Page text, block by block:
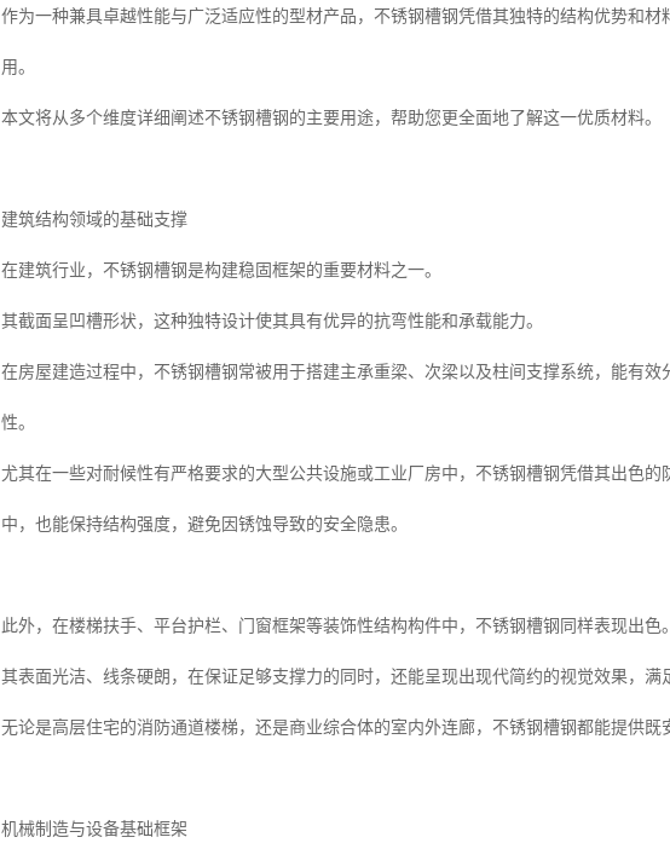
作为一种兼具卓越性能与广泛适应性的型材产品，不锈钢槽钢凭借其独特的结构优势和
用。
本文将从多个维度详细阐述不锈钢槽钢的主要用途，帮助您更全面地了解这一优质材料。
建筑结构领域的基础支撑
在建筑行业，不锈钢槽钢是构建稳固框架的重要材料之一。
其截面呈凹槽形状，这种独特设计使其具有优异的抗弯性能和承载能力。
在房屋建造过程中，不锈钢槽钢常被用于搭建主承重梁、次梁以及柱间支撑系统，能有
性。
尤其在一些对耐候性有严格要求的大型公共设施或工业厂房中，不锈钢槽钢凭借其出色
中，也能保持结构强度，避免因锈蚀导致的安全隐患。
此外，在楼梯扶手、平台护栏、门窗框架等装饰性结构构件中，不锈钢槽钢同样表现出色
其表面光洁、线条硬朗，在保证足够支撑力的同时，还能呈现出现代简约的视觉效果，满
无论是高层住宅的消防通道楼梯，还是商业综合体的室内外连廊，不锈钢槽钢都能提供既
机械制造与设备基础框架